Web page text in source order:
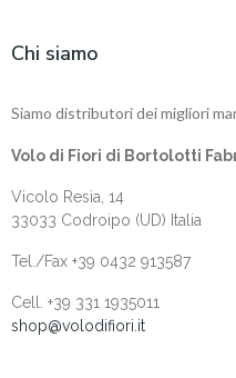
Chi siamo
Siamo distributori dei migliori
Volo di Fiori di Bortolotti
Vicolo Resia, 14
33033 Codroipo (UD) Italia
Tel./Fax +39 0432 913587
Cell. +‎39 331 1935011
shop@volodifiori.it